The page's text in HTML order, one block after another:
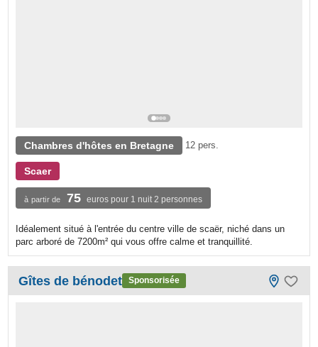
Chambres d'hôtes en Bretagne 12 pers.
Scaer
à partir de 75 euros pour 1 nuit 2 personnes
Idéalement situé à l'entrée du centre ville de scaër, niché dans un
parc arboré de 7200m² qui vous offre calme et tranquillité.
Gîtes de bénodet Sponsorisée